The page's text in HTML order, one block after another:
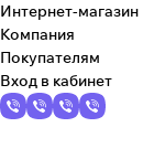
Интернет-магазин
Компания
Покупателям
Вход в кабинет